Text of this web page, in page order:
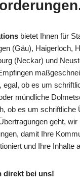
bietet Ihnen für
(Gäu), Haigerloch,
(Neckar) und
egal, ob es um
mündliche
ob es um schriftliche
geht, wir
damit Ihre
und Ihre Inhalte
direkt bei uns!